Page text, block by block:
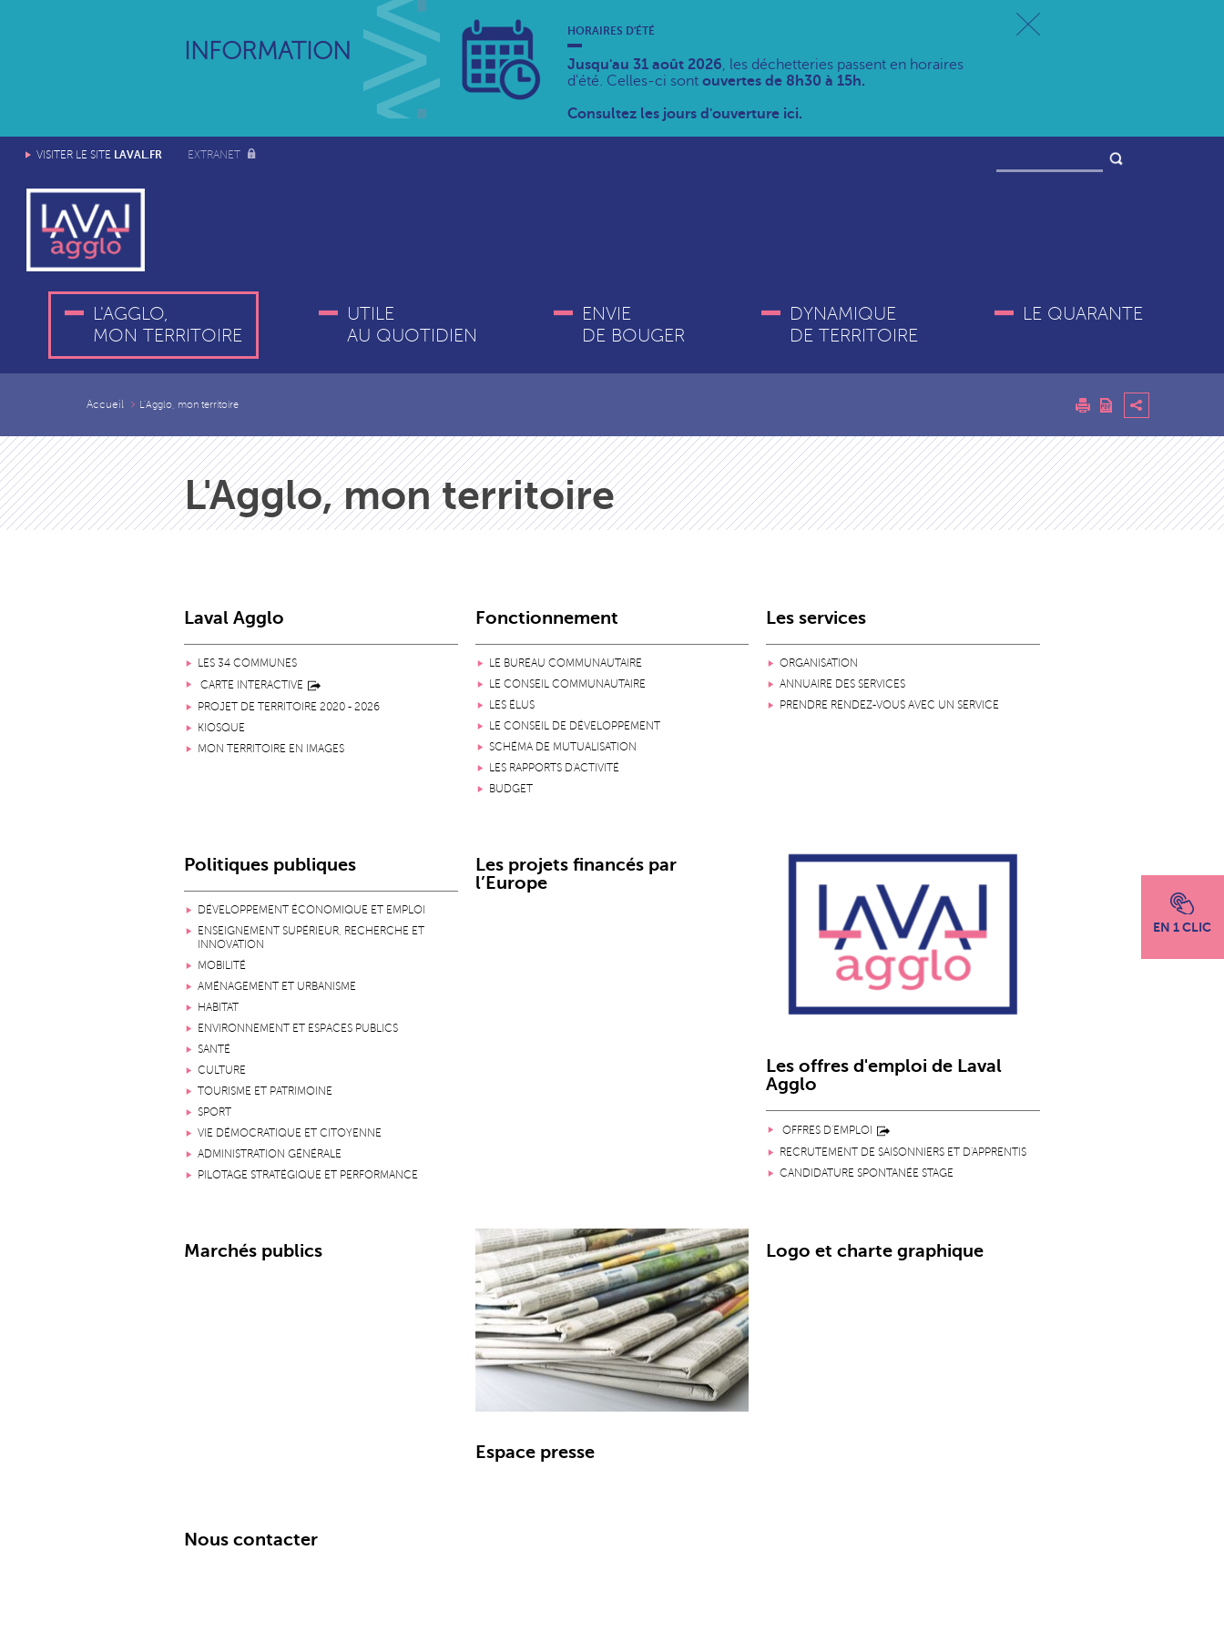
INFORMATION
HORAIRES D'ÉTÉ
Jusqu'au 31 août 2026, les déchetteries passent en horaires
d'été. Celles-ci sont ouvertes de 8h30 à 15h.
Consultez les jours d'ouverture ici.
VISITER LE SITE LAVAL.FR EXTRANET
L'AGGLO,
MON TERRITOIRE
UTILE
AU QUOTIDIEN
ENVIE
DE BOUGER
DYNAMIQUE
DE TERRITOIRE
LE QUARANTE
EN 1 CLIC
Accueil L'Agglo, mon territoire
L'Agglo, mon territoire
Laval Agglo
LES 34 COMMUNES
CARTE INTERACTIVE
PROJET DE TERRITOIRE 2020 - 2026
KIOSQUE
MON TERRITOIRE EN IMAGES
Fonctionnement
LE BUREAU COMMUNAUTAIRE
LE CONSEIL COMMUNAUTAIRE
LES ÉLUS
LE CONSEIL DE DÉVELOPPEMENT
SCHÉMA DE MUTUALISATION
LES RAPPORTS D'ACTIVITÉ
BUDGET
Les services
ORGANISATION
ANNUAIRE DES SERVICES
PRENDRE RENDEZ-VOUS AVEC UN SERVICE
Politiques publiques
DÉVELOPPEMENT ÉCONOMIQUE ET EMPLOI
ENSEIGNEMENT SUPÉRIEUR, RECHERCHE ET
INNOVATION
MOBILITÉ
AMÉNAGEMENT ET URBANISME
HABITAT
ENVIRONNEMENT ET ESPACES PUBLICS
SANTÉ
CULTURE
TOURISME ET PATRIMOINE
SPORT
VIE DÉMOCRATIQUE ET CITOYENNE
ADMINISTRATION GÉNÉRALE
PILOTAGE STRATÉGIQUE ET PERFORMANCE
Les projets financés par
l’Europe
Les offres d'emploi de Laval
Agglo
OFFRES D'EMPLOI
RECRUTEMENT DE SAISONNIERS ET D'APPRENTIS
CANDIDATURE SPONTANÉE STAGE
Marchés publics
Espace presse
Logo et charte graphique
Nous contacter